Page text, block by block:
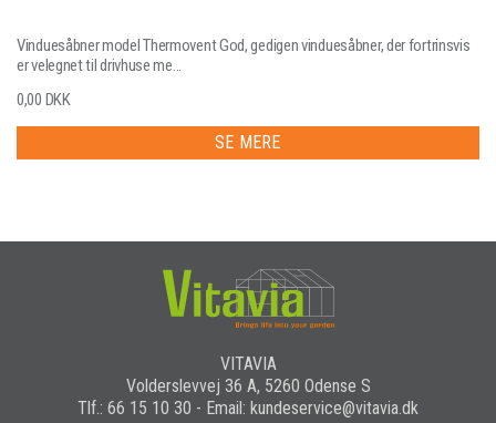
Vinduesåbner model Thermovent God, gedigen vinduesåbner, der fortrinsvis
er velegnet til drivhuse me...
0,00 DKK
SE MERE
VITAVIA
Volderslevvej 36 A, 5260 Odense S
Tlf.: 66 15 10 30 - Email: kundeservice@vitavia.dk